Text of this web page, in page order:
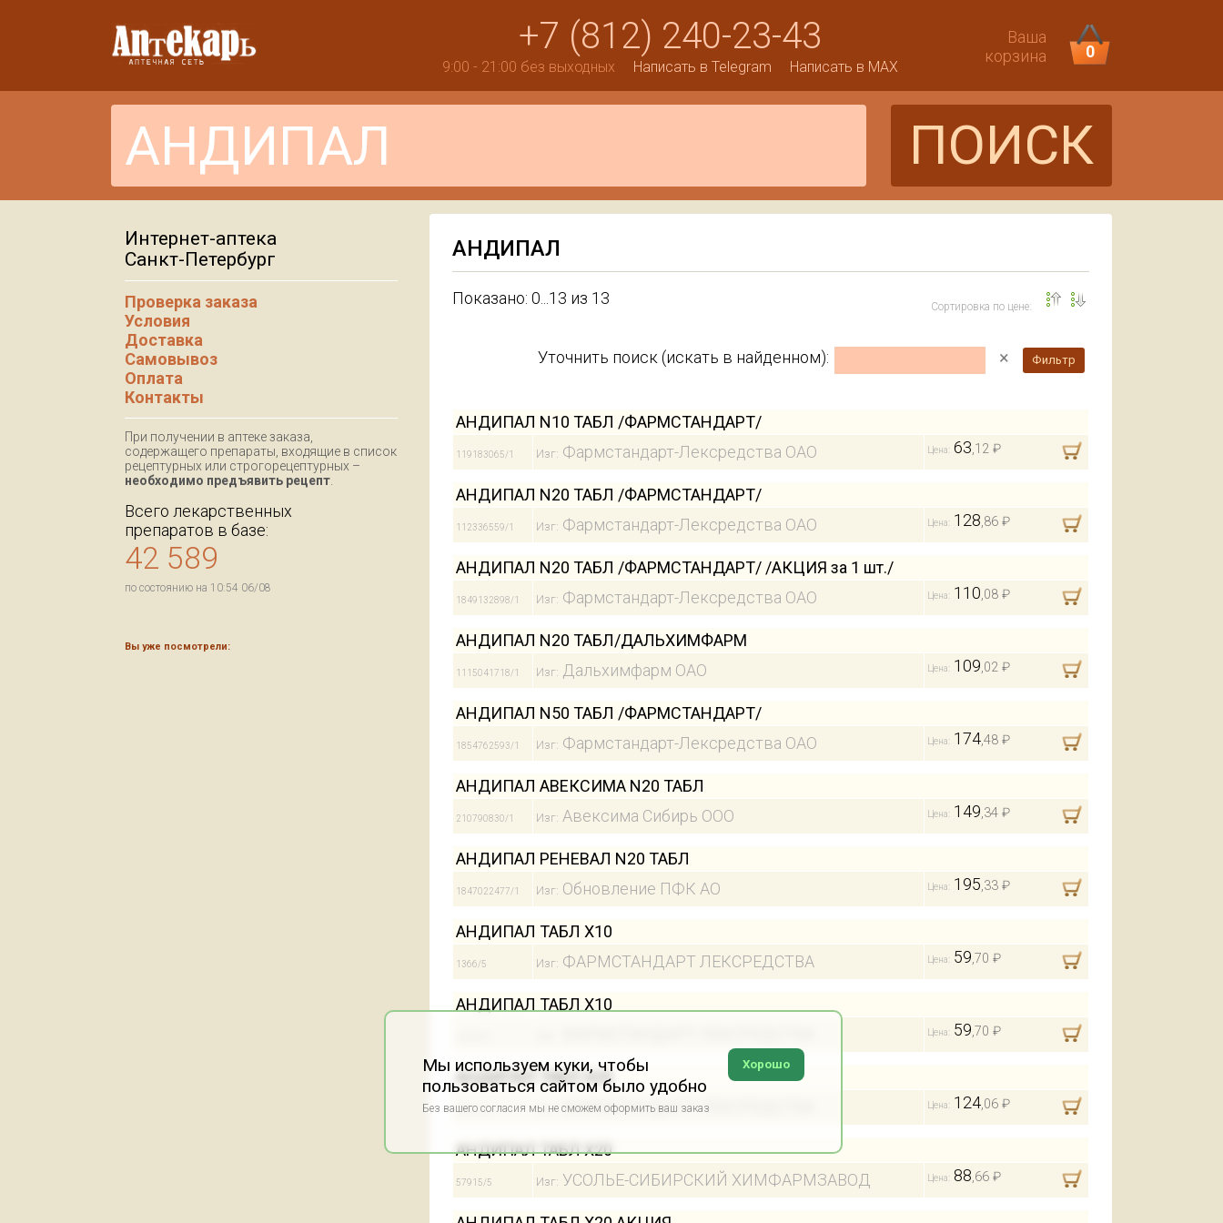
+7 (812) 240-23-43
9:00 - 21:00 без выходных Написать в Telegram Написать в MAX
Ваша
корзина
0
ПОИСК
Интернет-аптека
Санкт-Петербург
Проверка заказа
Условия
Доставка
Самовывоз
Оплата
Контакты
При получении в аптеке заказа,
содержащего препараты, входящие в список
рецептурных или строгорецептурных –
необходимо предъявить рецепт
Всего лекарственных
препаратов в базе:
42 589
по состоянию на 10:54 06/08
Вы уже посмотрели:
АНДИПАЛ
Сортировка по цене:
Показано: 0...13 из 13
× Фильтр
Уточнить поиск (искать в найденном):
АНДИПАЛ N10 ТАБЛ /ФАРМСТАНДАРТ/
119183065/1 Изг: Фармстандарт-Лексредства ОАО Цена: 63,12 ₽
АНДИПАЛ N20 ТАБЛ /ФАРМСТАНДАРТ/
112336559/1 Изг: Фармстандарт-Лексредства ОАО Цена: 128,86 ₽
АНДИПАЛ N20 ТАБЛ /ФАРМСТАНДАРТ/ /АКЦИЯ за 1 шт./
1849132898/1 Изг: Фармстандарт-Лексредства ОАО Цена: 110,08 ₽
АНДИПАЛ N20 ТАБЛ/ДАЛЬХИМФАРМ
1115041718/1 Изг: Дальхимфарм ОАО Цена: 109,02 ₽
АНДИПАЛ N50 ТАБЛ /ФАРМСТАНДАРТ/
1854762593/1 Изг: Фармстандарт-Лексредства ОАО Цена: 174,48 ₽
АНДИПАЛ АВЕКСИМА N20 ТАБЛ
210790830/1 Изг: Авексима Сибирь ООО Цена: 149,34 ₽
АНДИПАЛ РЕНЕВАЛ N20 ТАБЛ
1847022477/1 Изг: Обновление ПФК АО Цена: 195,33 ₽
АНДИПАЛ ТАБЛ Х10
1366/5 Изг: ФАРМСТАНДАРТ ЛЕКСРЕДСТВА Цена: 59,70 ₽
АНДИПАЛ ТАБЛ Х10
Цена: 59,70 ₽
АНДИПАЛ ТАБЛ Х20
42879/5 Изг: ФАРМСТАНДАРТ ЛЕКСРЕДСТВА Цена: 124,06 ₽
АНДИПАЛ ТАБЛ Х20
57915/5 Изг: УСОЛЬЕ-СИБИРСКИЙ ХИМФАРМЗАВОД Цена: 88,66 ₽
Хорошо
Мы используем куки, чтобы
пользоваться сайтом было удобно
Без вашего согласия мы не сможем оформить ваш заказ